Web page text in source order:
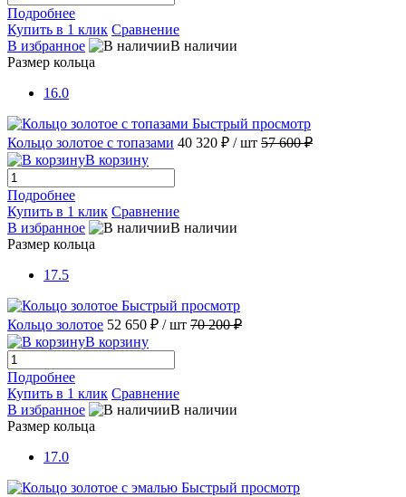
Подробнее
Купить в 1 клик Сравнение
В избранное
В наличии
Размер кольца
16.0
Быстрый просмотр
Кольцо золотое с топазами 40 320 ₽ / шт 57 600 ₽
В корзину
Подробнее
Купить в 1 клик Сравнение
В избранное
В наличии
Размер кольца
17.5
Быстрый просмотр
Кольцо золотое 52 650 ₽ / шт 70 200 ₽
В корзину
Подробнее
Купить в 1 клик Сравнение
В избранное
В наличии
Размер кольца
17.0
Быстрый просмотр